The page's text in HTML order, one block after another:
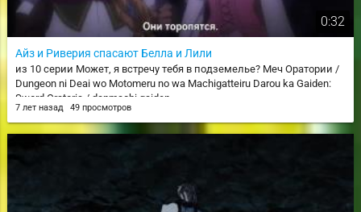
0:32
Айз и Риверия спасают Белла и Лили
из 10 серии Может, я встречу тебя в подземелье? Меч Оратории /
Dungeon ni Deai wo Motomeru no wa Machigatteiru Darou ka Gaiden:
Sword Oratoria / danmachi gaiden
7 лет назад 49 просмотров